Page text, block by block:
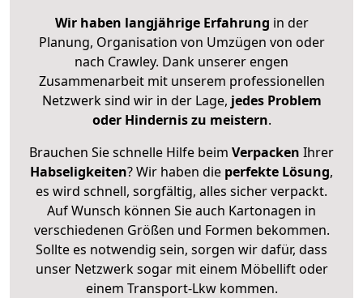
Wir haben langjährige Erfahrung in der
Planung, Organisation von Umzügen von oder
nach Crawley. Dank unserer engen
Zusammenarbeit mit unserem professionellen
Netzwerk sind wir in der Lage, jedes Problem
oder Hindernis zu meistern.
Brauchen Sie schnelle Hilfe beim Verpacken Ihrer
Habseligkeiten? Wir haben die perfekte Lösung,
es wird schnell, sorgfältig, alles sicher verpackt.
Auf Wunsch können Sie auch Kartonagen in
verschiedenen Größen und Formen bekommen.
Sollte es notwendig sein, sorgen wir dafür, dass
unser Netzwerk sogar mit einem Möbellift oder
einem Transport-Lkw kommen.